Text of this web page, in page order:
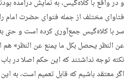
و در واقع با کلاه‌گیس، به نمایش درآمده
فتاوای مختلف از جمله فتوای حضرت امام
سر با کلاه‌گیس جمع‌آوری کرده است و حتی
عن النظر یحصل بکل ما یمنع عن النظر» هم
نکته توجه نداشتند که این حکم اصلا در
اگر معتقد باشیم که قابل تعمیم است، به